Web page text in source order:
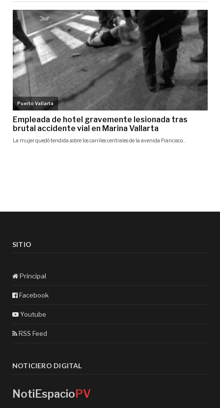
SITIO
Principal
Facebook
Youtube
RSS Feed
NOTICIERO DIGITAL
NotiEspacioPV